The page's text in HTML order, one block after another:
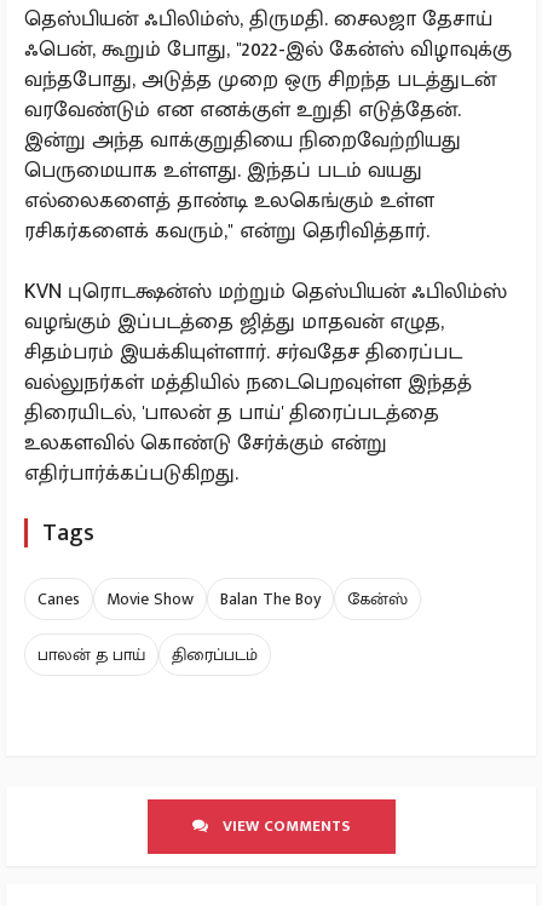
தெஸ்பியன் ஃபிலிம்ஸ், திருமதி. சைலஜா தேசாய்
ஃபென், கூறும் போது, "2022-இல் கேன்ஸ் விழாவுக்கு
வந்தபோது, அடுத்த முறை ஒரு சிறந்த படத்துடன்
வரவேண்டும் என எனக்குள் உறுதி எடுத்தேன்.
இன்று அந்த வாக்குறுதியை நிறைவேற்றியது
பெருமையாக உள்ளது. இந்தப் படம் வயது
எல்லைகளைத் தாண்டி உலகெங்கும் உள்ள
ரசிகர்களைக் கவரும்," என்று தெரிவித்தார்.
KVN புரொடக்ஷன்ஸ் மற்றும் தெஸ்பியன் ஃபிலிம்ஸ்
வழங்கும் இப்படத்தை ஜித்து மாதவன் எழுத,
சிதம்பரம் இயக்கியுள்ளார். சர்வதேச திரைப்பட
வல்லுநர்கள் மத்தியில் நடைபெறவுள்ள இந்தத்
திரையிடல், 'பாலன் த பாய்' திரைப்படத்தை
உலகளவில் கொண்டு சேர்க்கும் என்று
எதிர்பார்க்கப்படுகிறது.
Tags
Canes Movie Show Balan The Boy
கேன்ஸ்
பாலன் த பாய்
திரைப்படம்
VIEW COMMENTS